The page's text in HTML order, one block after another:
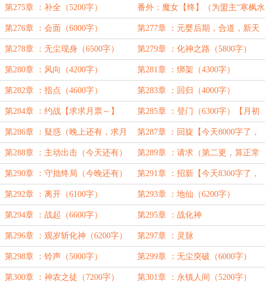
777”加更】
第275章 ：补全（5200字） 番外：魔女【终】（为盟主“寒枫水
月”加更）
第276章 ：会面（6000字） 第277章 ：元婴后期，合道，新天
规（4000字））
第278章 ：无尘现身（6500字） 第279章 ：化神之路（5800字）
第280章 ：风向（4200字） 第281章 ：绑架（4300字）
第282章 ：指点（4600字） 第283章 ：回归（4000字）
第284章 ：约战【求求月票～】 第285章 ：登门（6300字）【月初
求保底月票】
第286章 ：疑惑（晚上还有，求月
票呀）
第287章 ：回旋【今天8000字了，
为盟主“鹊赴之”加更】
第288章 ：主动出击（今天还有） 第289章 ：请求（第二更，算正常
更新）
第290章 ：守拙终局（今晚还有） 第291章 ：招新【今天8300字了，
为盟主“五行圣使”加更】
第292章 ：离开（6100字） 第293章 ：地仙（6200字）
第294章 ：战起（6600字） 第295章 ：战化神
第296章 ：观岁斩化神（6200字） 第297章 ：灵脉
第298章 ：铃声（5000字） 第299章 ：无尘突破（6000字）
第300章 ：神农之徒（7200字） 第301章 ：永镇人间（5200字）